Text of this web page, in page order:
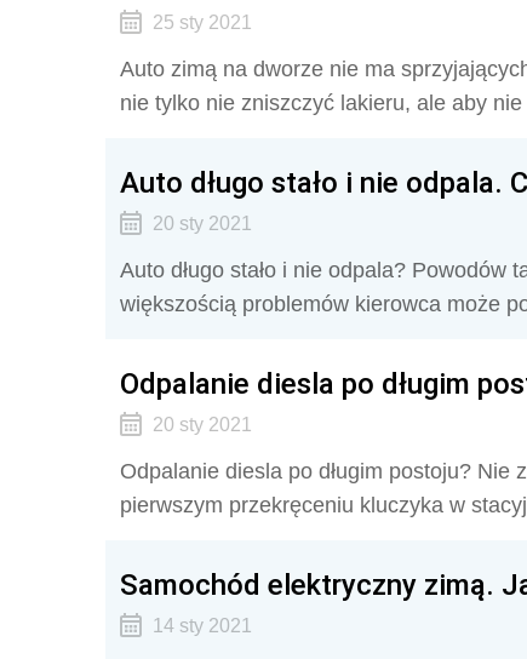
25 sty 2021
Auto zimą na dworze nie ma
nie tylko nie zniszczyć lakieru, ale aby nie
Auto długo stało i nie odpala.
20 sty 2021
Auto długo stało i nie odpala?
większością problemów kierowca może
Odpalanie diesla po długim
20 sty 2021
Odpalanie diesla po długim postoju? Nie
pierwszym przekręceniu kluczyka w
Samochód elektryczny zimą.
14 sty 2021